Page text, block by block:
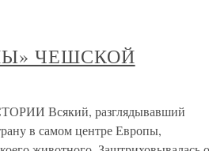
ЧЕШСКОЙ
Всякий, разглядывавший
в самом центре Европы,